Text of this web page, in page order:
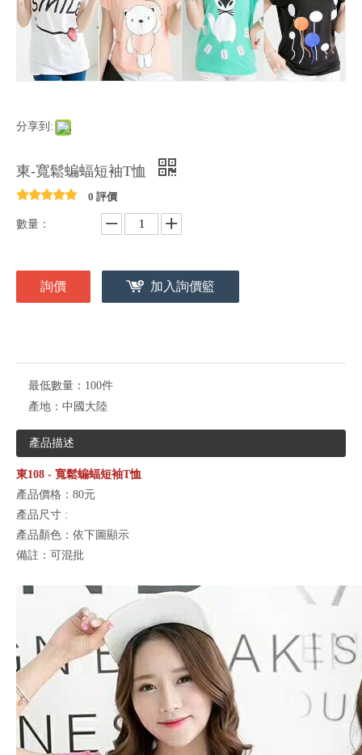
分享到:
東-寬鬆蝙蝠短袖T恤
0 評價
數量：
詢價 加入詢價籃
最低數量： 100件
產地： 中國大陸
產品描述
東108 - 寬鬆蝙蝠短袖T恤
產品價格：80元
產品尺寸 :
產品顏色：依下圖顯示
備註：可混批